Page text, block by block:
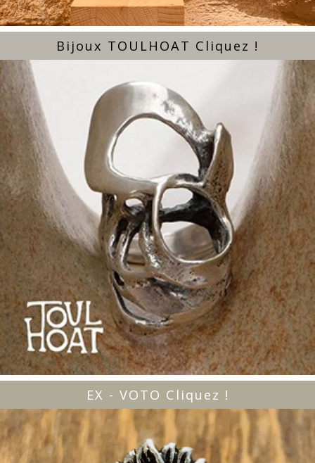
Bijoux TOULHOAT Cliquez !
EX - VOTO Cliquez !